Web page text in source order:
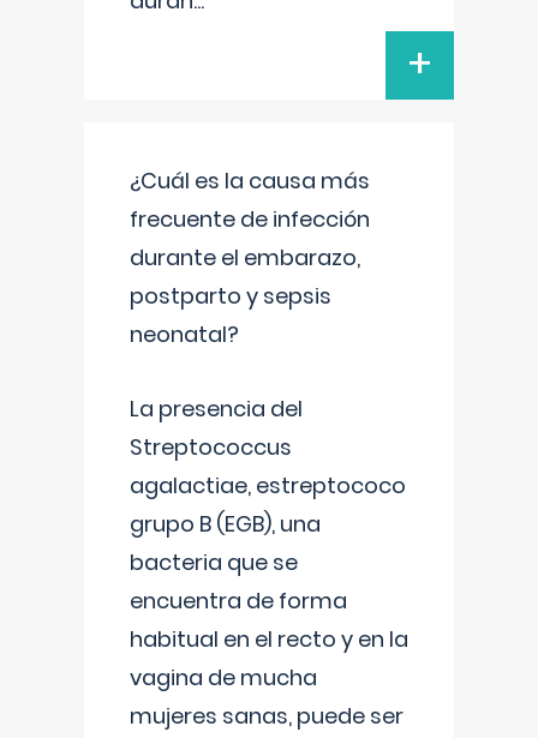
+
¿Cuál es la causa más
frecuente de infección
durante el embarazo,
postparto y sepsis
neonatal?
La presencia del
Streptococcus
agalactiae, estreptococo
grupo B (EGB), una
bacteria que se
encuentra de forma
habitual en el recto y en la
vagina de mucha
mujeres sanas, puede ser